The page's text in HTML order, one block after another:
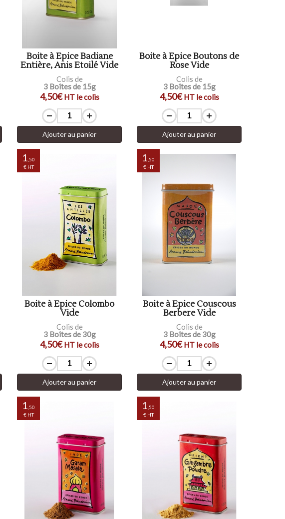
Boite à Epice Badiane
Entière, Anis Etoilé Vide
Colis de
3 Boîtes de 15g
4,50€HT le colis
Ajouter au panier
Boite à Epice Boutons de
Rose Vide
Colis de
3 Boîtes de 15g
4,50€HT le colis
Ajouter au panier
1 ,50
€ HT
Boite à Epice Colombo
Vide
Colis de
3 Boîtes de 30g
4,50€HT le colis
Ajouter au panier
1 ,50
€ HT
Boite à Epice Couscous
Berbere Vide
Colis de
3 Boîtes de 30g
4,50€HT le colis
Ajouter au panier
1 ,50
€ HT
1 ,50
€ HT